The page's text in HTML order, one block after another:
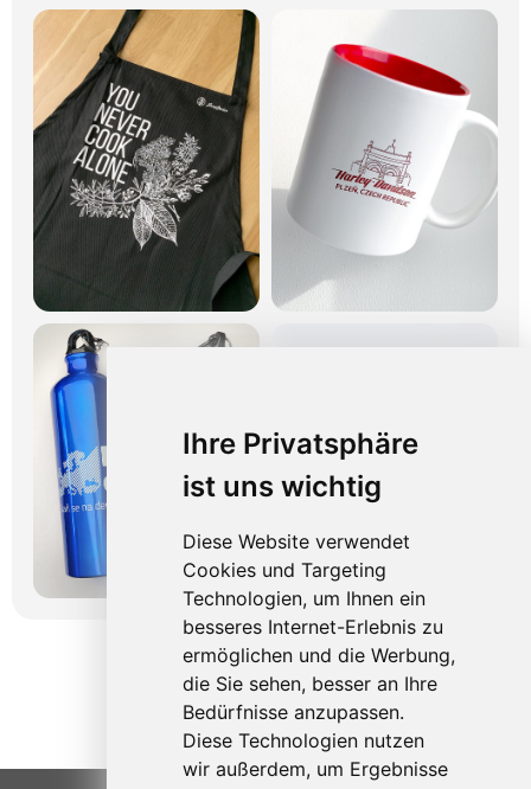
Ihre Privatsphäre
ist uns wichtig
Diese Website verwendet
Cookies und Targeting
Technologien, um Ihnen ein
besseres Internet-Erlebnis zu
ermöglichen und die Werbung,
die Sie sehen, besser an Ihre
Bedürfnisse anzupassen.
Diese Technologien nutzen
wir außerdem, um Ergebnisse